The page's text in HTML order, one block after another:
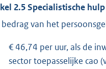
2.5 Specialistische
van het
€ 46,74 per uur, als de
sector toepasselijke cao